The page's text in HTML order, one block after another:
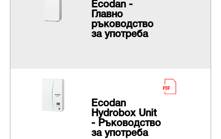
Еcodan -
Главно
ръководство
за употреба
Еcodan
Hydrobox Unit
- Ръководство
за употреба